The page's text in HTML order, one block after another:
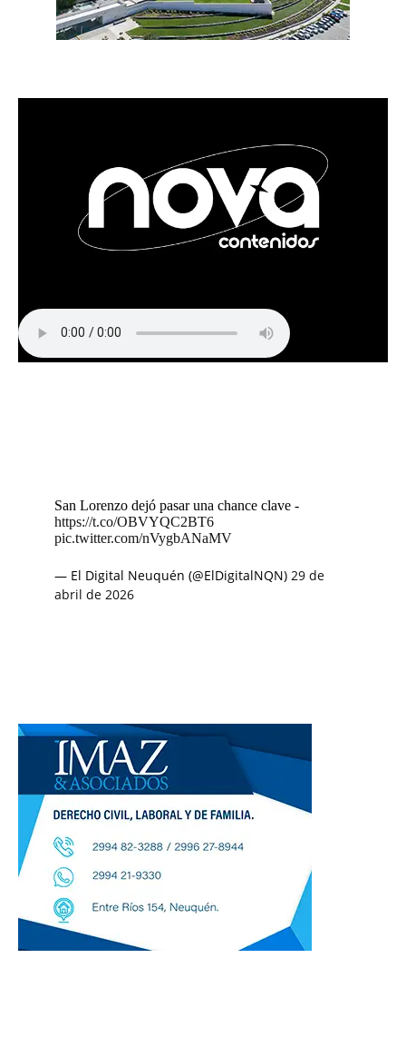
San Lorenzo dejó pasar una chance clave -
https://t.co/OBVYQC2BT6
pic.twitter.com/nVygbANaMV
— El Digital Neuquén (@ElDigitalNQN) 29 de
abril de 2026